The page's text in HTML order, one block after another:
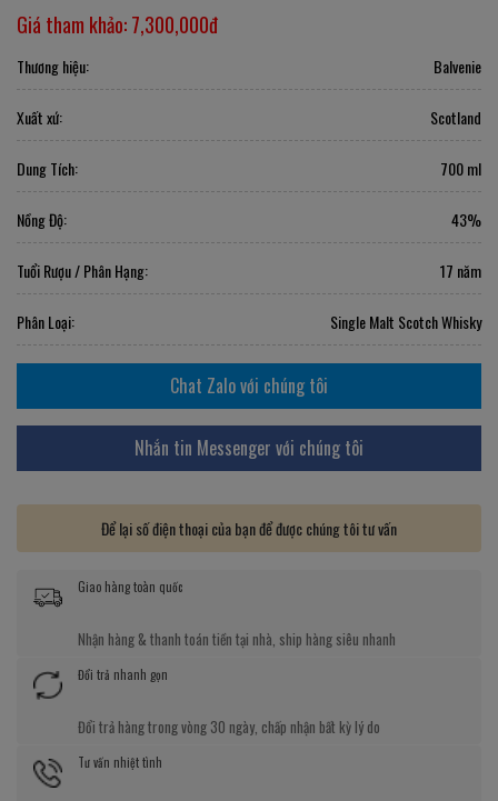
Giá tham khảo:7,300,000đ
Thương hiệu: Balvenie
Xuất xứ: Scotland
Dung Tích: 700 ml
Nồng Độ: 43%
Tuổi Rượu / Phân Hạng: 17 năm
Phân Loại: Single Malt Scotch Whisky
Chat Zalo với chúng tôi
Nhắn tin Messenger với chúng tôi
Để lại số điện thoại của bạn để được chúng tôi tư vấn
Giao hàng toàn quốc
Nhận hàng & thanh toán tiền tại nhà, ship hàng siêu nhanh
Đổi trả nhanh gọn
Đổi trả hàng trong vòng 30 ngày, chấp nhận bất kỳ lý do
Tư vấn nhiệt tình